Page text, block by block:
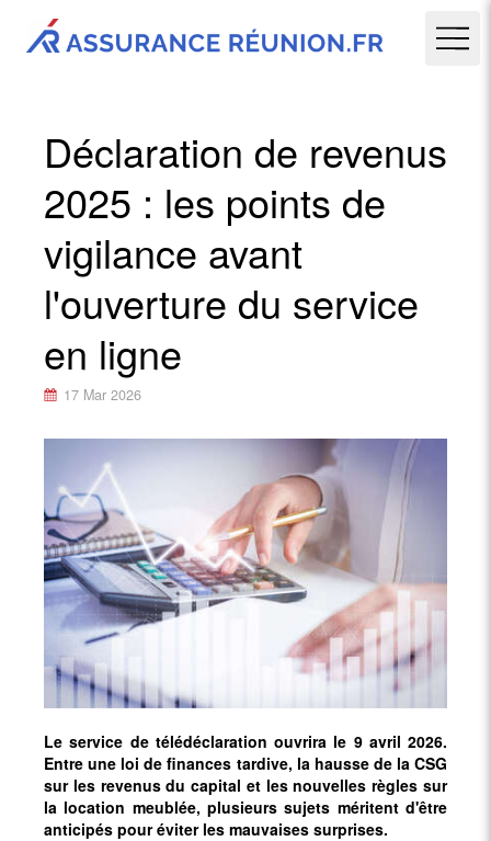
Déclaration de revenus
2025 : les points de
vigilance avant
l'ouverture du service
en ligne
17 Mar 2026
Le service de télédéclaration ouvrira le 9 avril 2026.
Entre une loi de finances tardive, la hausse de la CSG
sur les revenus du capital et les nouvelles règles sur
la location meublée, plusieurs sujets méritent d'être
anticipés pour éviter les mauvaises surprises.